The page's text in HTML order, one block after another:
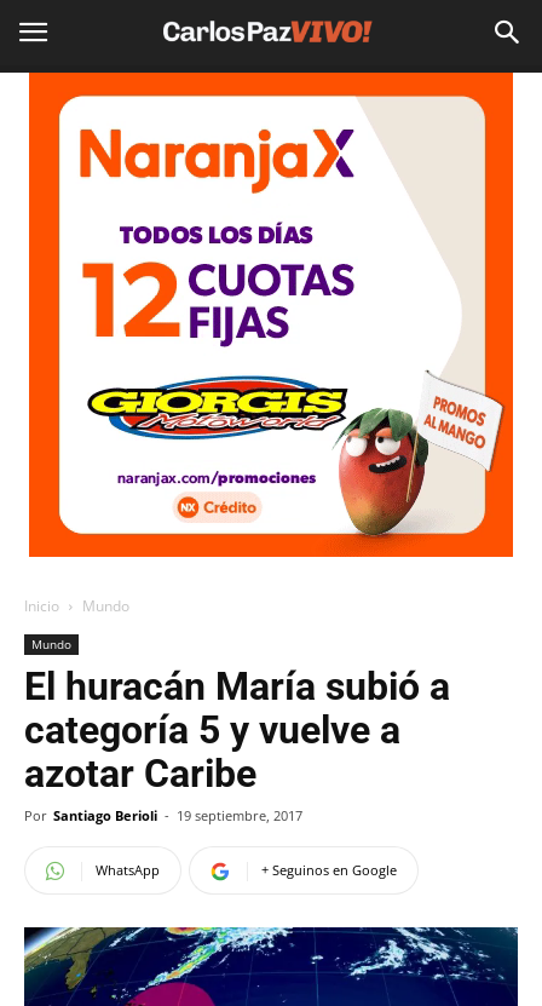
Inicio Mundo
Mundo
El huracán María subió a
categoría 5 y vuelve a
azotar Caribe
Por Santiago Berioli - 19 septiembre, 2017
WhatsApp + Seguinos en Google